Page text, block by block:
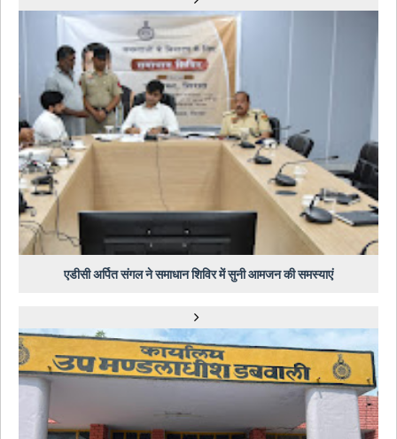
एडीसी अर्पित संगल ने समाधान शिविर में सुनी आमजन की समस्याएं